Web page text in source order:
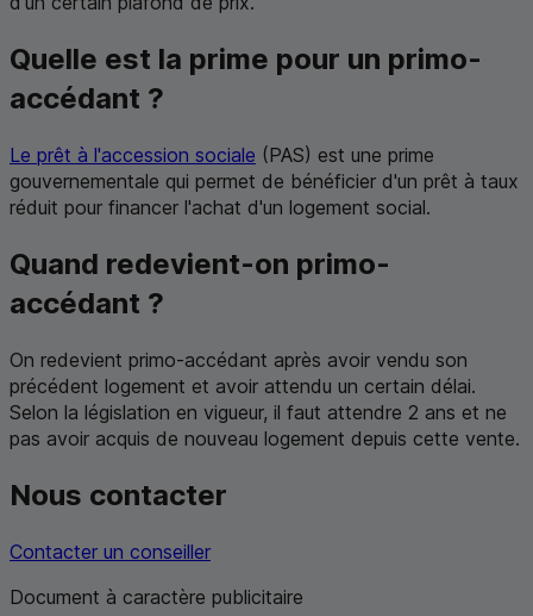
Quelle est la prime pour un primo-
accédant ?
Le prêt à l'accession sociale (PAS) est une prime
gouvernementale qui permet de bénéficier d'un prêt à taux
réduit pour financer l'achat d'un logement social.
Quand redevient-on primo-
accédant ?
On redevient primo-accédant après avoir vendu son
précédent logement et avoir attendu un certain délai.
Selon la législation en vigueur, il faut attendre 2 ans et ne
pas avoir acquis de nouveau logement depuis cette vente.
Nous contacter
Contacter un conseiller
Document à caractère publicitaire